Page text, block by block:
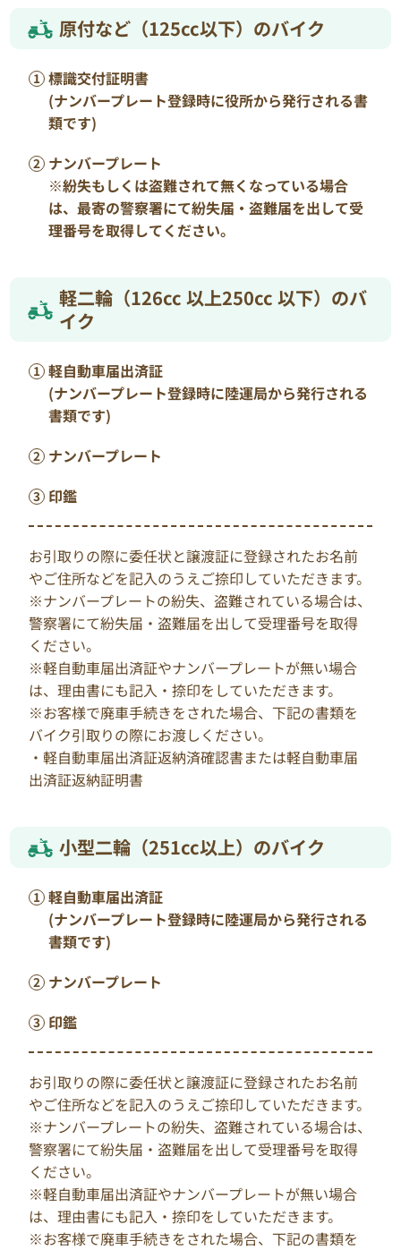
原付など（125cc以下）のバイク
標識交付証明書
(ナンバープレート登録時に役所から発行される書
類です)
ナンバープレート
※紛失もしくは盗難されて無くなっている場合
は、最寄の警察署にて紛失届・盗難届を出して受
理番号を取得してください。
軽二輪（126cc 以上250cc 以下）のバ
イク
軽自動車届出済証
(ナンバープレート登録時に陸運局から発行される
書類です)
ナンバープレート
印鑑
お引取りの際に委任状と譲渡証に登録されたお名前
やご住所などを記入のうえご捺印していただきます。
※ナンバープレートの紛失、盗難されている場合は、
警察署にて紛失届・盗難届を出して受理番号を取得
ください。
※軽自動車届出済証やナンバープレートが無い場合
は、理由書にも記入・捺印をしていただきます。
※お客様で廃車手続きをされた場合、下記の書類を
バイク引取りの際にお渡しください。
・軽自動車届出済証返納済確認書または軽自動車届
出済証返納証明書
小型二輪（251cc以上）のバイク
軽自動車届出済証
(ナンバープレート登録時に陸運局から発行される
書類です)
ナンバープレート
印鑑
お引取りの際に委任状と譲渡証に登録されたお名前
やご住所などを記入のうえご捺印していただきます。
※ナンバープレートの紛失、盗難されている場合は、
警察署にて紛失届・盗難届を出して受理番号を取得
ください。
※軽自動車届出済証やナンバープレートが無い場合
は、理由書にも記入・捺印をしていただきます。
※お客様で廃車手続きをされた場合、下記の書類を